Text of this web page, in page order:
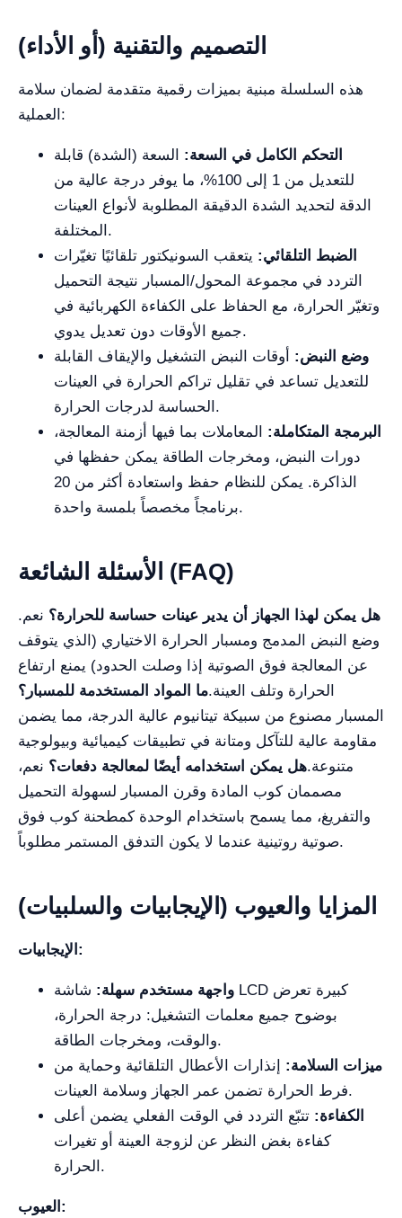
التصميم والتقنية (أو الأداء)
هذه السلسلة مبنية بميزات رقمية متقدمة لضمان سلامة
العملية:
التحكم الكامل في السعة: السعة (الشدة) قابلة
للتعديل من 1 إلى 100%، ما يوفر درجة عالية من
الدقة لتحديد الشدة الدقيقة المطلوبة لأنواع العينات
المختلفة.
الضبط التلقائي: يتعقب السونيكتور تلقائيًا تغيّرات
التردد في مجموعة المحول/المسبار نتيجة التحميل
وتغيّر الحرارة، مع الحفاظ على الكفاءة الكهربائية في
جميع الأوقات دون تعديل يدوي.
وضع النبض: أوقات النبض التشغيل والإيقاف القابلة
للتعديل تساعد في تقليل تراكم الحرارة في العينات
الحساسة لدرجات الحرارة.
البرمجة المتكاملة: المعاملات بما فيها أزمنة المعالجة،
دورات النبض، ومخرجات الطاقة يمكن حفظها في
الذاكرة. يمكن للنظام حفظ واستعادة أكثر من 20
برنامجاً مخصصاً بلمسة واحدة.
الأسئلة الشائعة (FAQ)
هل يمكن لهذا الجهاز أن يدير عينات حساسة للحرارة؟ نعم.
وضع النبض المدمج ومسبار الحرارة الاختياري (الذي يتوقف
عن المعالجة فوق الصوتية إذا وصلت الحدود) يمنع ارتفاع
الحرارة وتلف العينة.ما المواد المستخدمة للمسبار؟
المسبار مصنوع من سبيكة تيتانيوم عالية الدرجة، مما يضمن
مقاومة عالية للتآكل ومتانة في تطبيقات كيميائية وبيولوجية
متنوعة.هل يمكن استخدامه أيضًا لمعالجة دفعات؟ نعم،
مصممان كوب المادة وقرن المسبار لسهولة التحميل
والتفريغ، مما يسمح باستخدام الوحدة كمطحنة كوب فوق
صوتية روتينية عندما لا يكون التدفق المستمر مطلوباً.
المزايا والعيوب (الإيجابيات والسلبيات)
الإيجابيات:
واجهة مستخدم سهلة: شاشة LCD كبيرة تعرض
بوضوح جميع معلمات التشغيل: درجة الحرارة،
والوقت، ومخرجات الطاقة.
ميزات السلامة: إنذارات الأعطال التلقائية وحماية من
فرط الحرارة تضمن عمر الجهاز وسلامة العينات.
الكفاءة: تتبّع التردد في الوقت الفعلي يضمن أعلى
كفاءة بغض النظر عن لزوجة العينة أو تغيرات
الحرارة.
العيوب: